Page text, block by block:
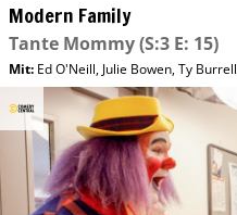
Modern Family
Tante Mommy(S:3 E: 15)
Mit: Ed O'Neill, Julie Bowen,Ty Burrell